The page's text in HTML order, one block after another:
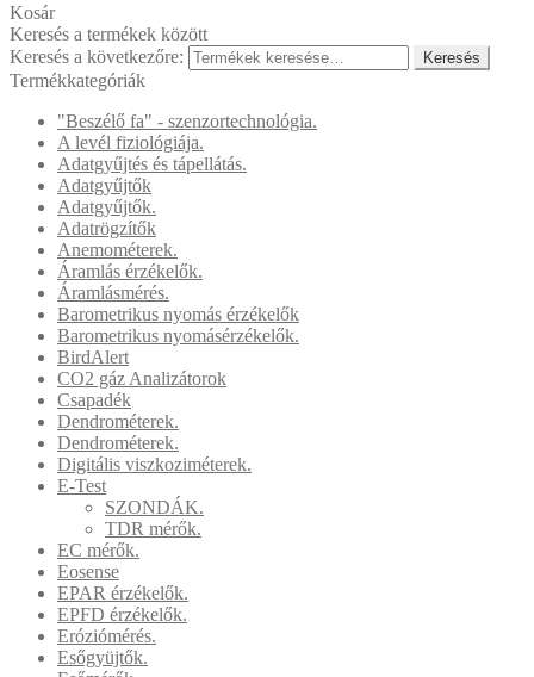
Kosár
Keresés a termékek között
Keresés a következőre:
Keresés
Termékkategóriák
"Beszélő fa" - szenzortechnológia.
A levél fiziológiája.
Adatgyűjtés és tápellátás.
Adatgyűjtők
Adatgyűjtők.
Adatrögzítők
Anemométerek.
Áramlás érzékelők.
Áramlásmérés.
Barometrikus nyomás érzékelők
Barometrikus nyomásérzékelők.
BirdAlert
CO2 gáz Analizátorok
Csapadék
Dendrométerek.
Dendrométerek.
Digitális viszkoziméterek.
E-Test
SZONDÁK.
TDR mérők.
EC mérők.
Eosense
EPAR érzékelők.
EPFD érzékelők.
Eróziómérés.
Esőgyüjtők.